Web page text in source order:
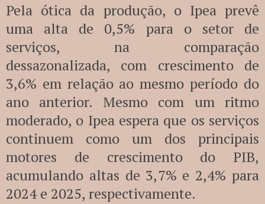
Pela ótica da produção, o Ipea prevê
uma alta de 0,5% para o setor de
serviços, na comparação
dessazonalizada, com crescimento de
3,6% em relação ao mesmo período do
ano anterior. Mesmo com um ritmo
moderado, o Ipea espera que os serviços
continuem como um dos principais
motores de crescimento do PIB,
acumulando altas de 3,7% e 2,4% para
2024 e 2025, respectivamente.